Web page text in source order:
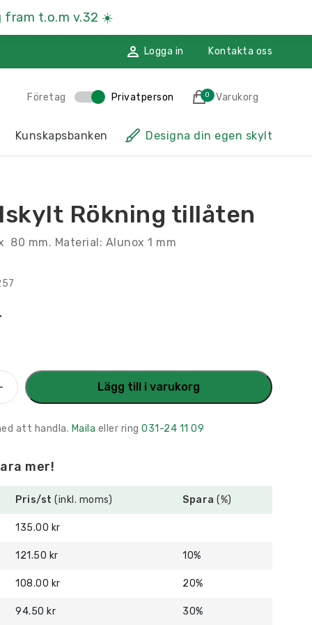
fram t.o.m v.32 ☀️
Logga in Kontakta oss
Företag Privatperson 0 Varukorg
Till kassan
Återvinningsskyltar
Kunskapsbanken Designa din egen skylt
Rökning tillåten
80 mm. Material: Alunox 1 mm
Lägg till i varukorg
att handla. Maila eller ring 031-24 11 09
mer!
Pris/st (inkl. moms) Spara (%)
135.00 kr
121.50 kr 10%
108.00 kr 20%
94.50 kr 30%